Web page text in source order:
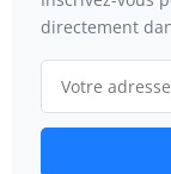
directement